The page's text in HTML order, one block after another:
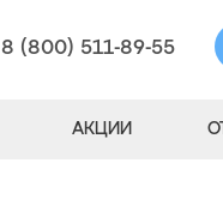
8 (800) 511-89-55
АКЦИИ